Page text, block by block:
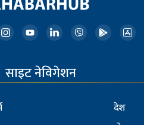
साइट नेविगेशन
देश